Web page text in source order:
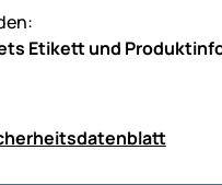
Etikett und